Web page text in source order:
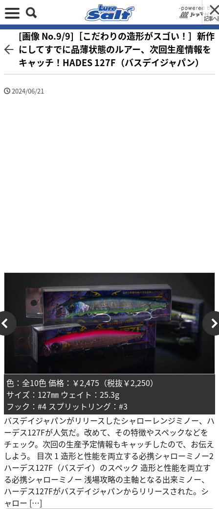
記事へ
[画像 No.9/9]［こだわりの造形がスゴい！］新作
にしてすでに品薄状態のルアー、次回生産情報を
キャッチ！HADES 127F（バスデイジャパン）
2024/06/21
色：全10色 価格：￥2,475（税抜￥2,250）
サイズ：127㎜ ウェイト：25.3g
フック：#4 スプリットリング：#3
バスデイジャパンがリリースしたシャローレンジミノー、ハ
ーデス127Fが人気だ。改めて、その特徴やスペックなどを
チェック。次回の生産予定情報もキャッチしたので、お伝え
しよう。 目次 1 造形と性能を両立する必携シャローミノー2
ハーデス127F（バスデイ）のスペック 造形と性能を両立す
る必携シャローミノー 浅場攻略の主軸となる出来ミノー、
ハーデス127Fがバスデイジャパンからリリースされた。シ
ャロー […]